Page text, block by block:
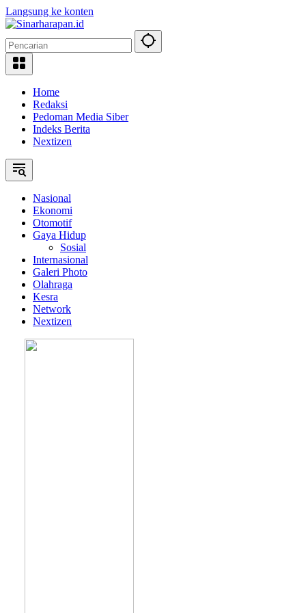
Langsung ke konten
Home
Redaksi
Pedoman Media Siber
Indeks Berita
Nextizen
Nasional
Ekonomi
Otomotif
Gaya Hidup
Sosial
Internasional
Galeri Photo
Olahraga
Kesra
Network
Nextizen